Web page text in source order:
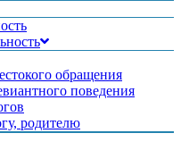
обращения
поведения
родителю